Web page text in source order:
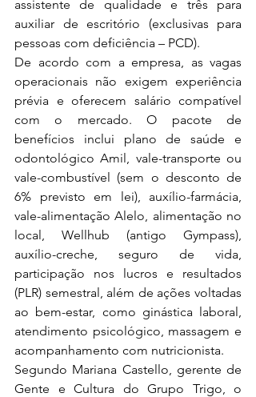
assistente de qualidade e três para
auxiliar de escritório (exclusivas para
pessoas com deficiência – PCD).
De acordo com a empresa, as vagas
operacionais não exigem experiência
prévia e oferecem salário compatível
com o mercado. O pacote de
benefícios inclui plano de saúde e
odontológico Amil, vale-transporte ou
vale-combustível (sem o desconto de
6% previsto em lei), auxílio-farmácia,
vale-alimentação Alelo, alimentação no
local, Wellhub (antigo Gympass),
auxílio-creche, seguro de vida,
participação nos lucros e resultados
(PLR) semestral, além de ações voltadas
ao bem-estar, como ginástica laboral,
atendimento psicológico, massagem e
acompanhamento com nutricionista.
Segundo Mariana Castello, gerente de
Gente e Cultura do Grupo Trigo, o